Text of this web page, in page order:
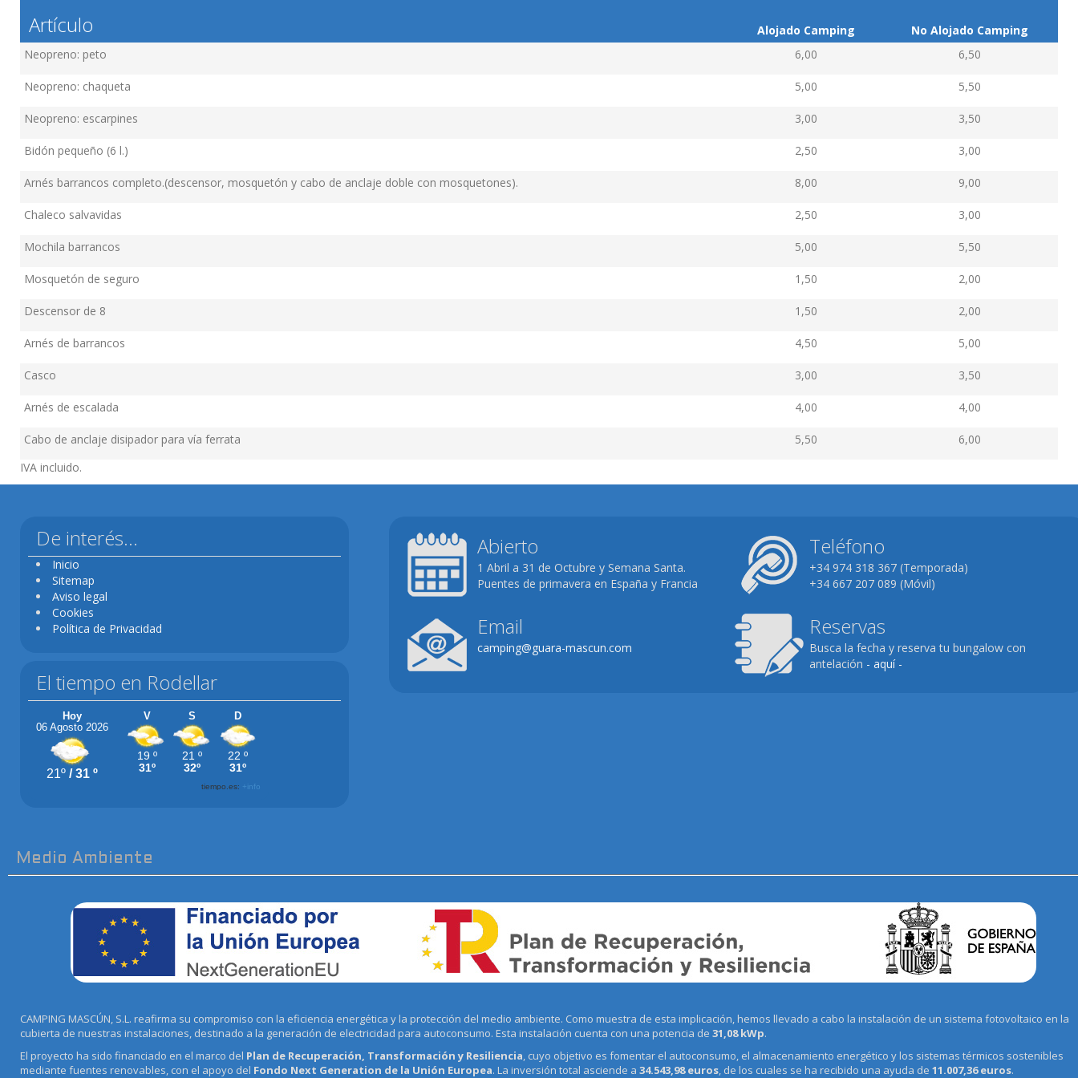
Artículo Alojado Camping
No Alojado Camping
Neopreno: peto
6,00 6,50
Neopreno: chaqueta 5,00 5,50
Neopreno: escarpines 3,00 3,50
Bidón pequeño (6 l.) 2,50 3,00
Arnés barrancos completo.(descensor, mosquetón y cabo de anclaje doble con mosquetones). 8,00 9,00
Chaleco salvavidas 2,50 3,00
Mochila barrancos 5,00 5,50
Mosquetón de seguro 1,50 2,00
Descensor de 8 1,50 2,00
Arnés de barrancos 4,50 5,00
Casco 3,00 3,50
Arnés de escalada 4,00 4,00
Cabo de anclaje disipador para vía ferrata 5,50
6,00
IVA incluido.
De interés...
Inicio
Sitemap
Aviso legal
Cookies
Política de Privacidad
El tiempo en Rodellar
Abierto
1 Abril a 31 de Octubre y Semana Santa.
Puentes de primavera en España y Francia
Teléfono
+34 974 318 367 (Temporada)
+34 667 207 089 (Móvil)
Email
camping@guara-mascun.com
Reservas
Busca la fecha y reserva tu bungalow con
antelación - aquí -
Medio Ambiente
CAMPING MASCÚN, S.L. reafirma su compromiso con la eficiencia energética y la protección del medio ambiente. Como muestra de esta implicación, hemos llevado a cabo la instalación de un sistema fotovoltaico en la
cubierta de nuestras instalaciones, destinado a la generación de electricidad para autoconsumo. Esta instalación cuenta con una potencia de 31,08 kWp.
El proyecto ha sido financiado en el marco del Plan de Recuperación, Transformación y Resiliencia, cuyo objetivo es fomentar el autoconsumo, el almacenamiento energético y los sistemas térmicos sostenibles
mediante fuentes renovables, con el apoyo del Fondo Next Generation de la Unión Europea. La inversión total asciende a 34.543,98 euros, de los cuales se ha recibido una ayuda de 11.007,36 euros.